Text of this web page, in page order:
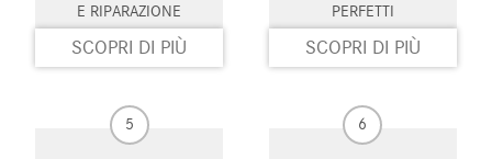
E RIPARAZIONE
SCOPRI DI PIÙ
PERFETTI
SCOPRI DI PIÙ
5 6